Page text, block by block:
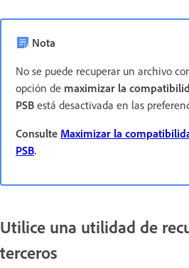
Nota
No se puede recuperar un archivo
opción de maximizar la
PSB está desactivada en las
Consulte Maximizar la
PSB.
Utilice una utilidad de
terceros